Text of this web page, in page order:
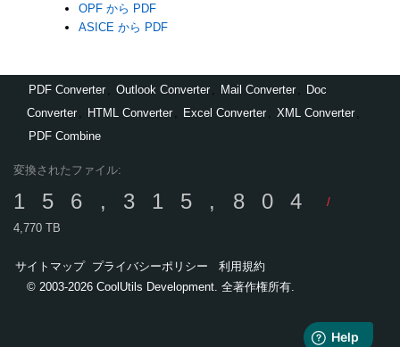
OPF から PDF
ASICE から PDF
PDF Converter Outlook Converter Mail Converter
Doc
Converter
HTML Converter Excel Converter XML Converter
PDF Combine
変換されたファイル:
156,315,804
/
4,770 TB
サイトマップ プライバシーポリシー
利用規約
© 2003-2026 CoolUtils Development. 全著作権所有.